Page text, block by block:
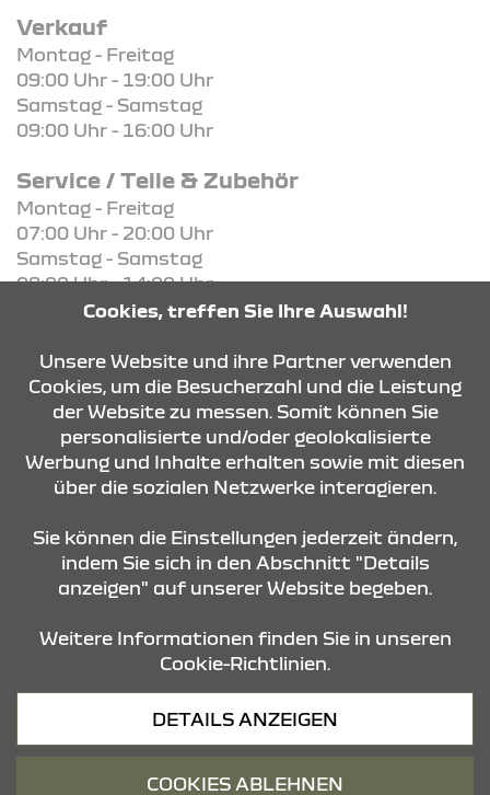
Verkauf
Montag - Freitag
09:00 Uhr - 19:00 Uhr
Samstag - Samstag
09:00 Uhr - 16:00 Uhr
Service / Teile & Zubehör
Montag - Freitag
07:00 Uhr - 20:00 Uhr
Samstag - Samstag
08:00 Uhr - 14:00 Uhr
KONTAKT & ANFAHRT
ÖFFNUNGSZEITEN
STANDORTE
Datenschutz
Cookies, treffen Sie Ihre Auswahl!
Unsere Website und ihre Partner verwenden
Cookies, um die Besucherzahl und die Leistung
der Website zu messen. Somit können Sie
personalisierte und/oder geolokalisierte
Werbung und Inhalte erhalten sowie mit diesen
über die sozialen Netzwerke interagieren.
Sie können die Einstellungen jederzeit ändern,
indem Sie sich in den Abschnitt "Details
anzeigen" auf unserer Website begeben.
Weitere Informationen finden Sie in unseren
Cookie-Richtlinien.
DETAILS ANZEIGEN
COOKIES ABLEHNEN